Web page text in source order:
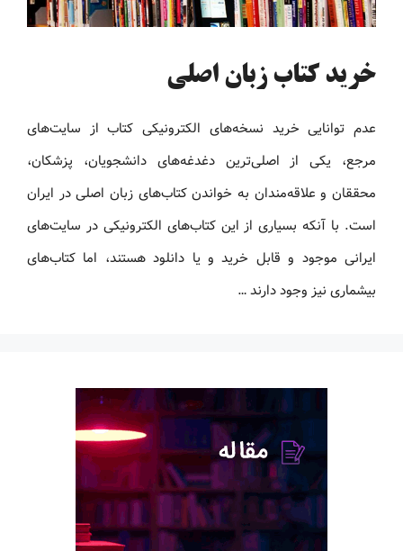
خرید کتاب زبان اصلی
عدم توانایی خرید نسخه‌های الکترونیکی کتاب‌ از سایت‌های
مرجع، یکی از اصلی‌ترین دغدغه‌های دانشجویان، پزشکان،
محققان و علاقه‌مندان به خواندن کتاب‌های زبان اصلی در ایران
است. با آنکه بسیاری از این کتاب‌های الکترونیکی در سایت‌های
ایرانی موجود و قابل خرید و یا دانلود هستند، اما کتاب‌های
بیشماری نیز وجود دارند …